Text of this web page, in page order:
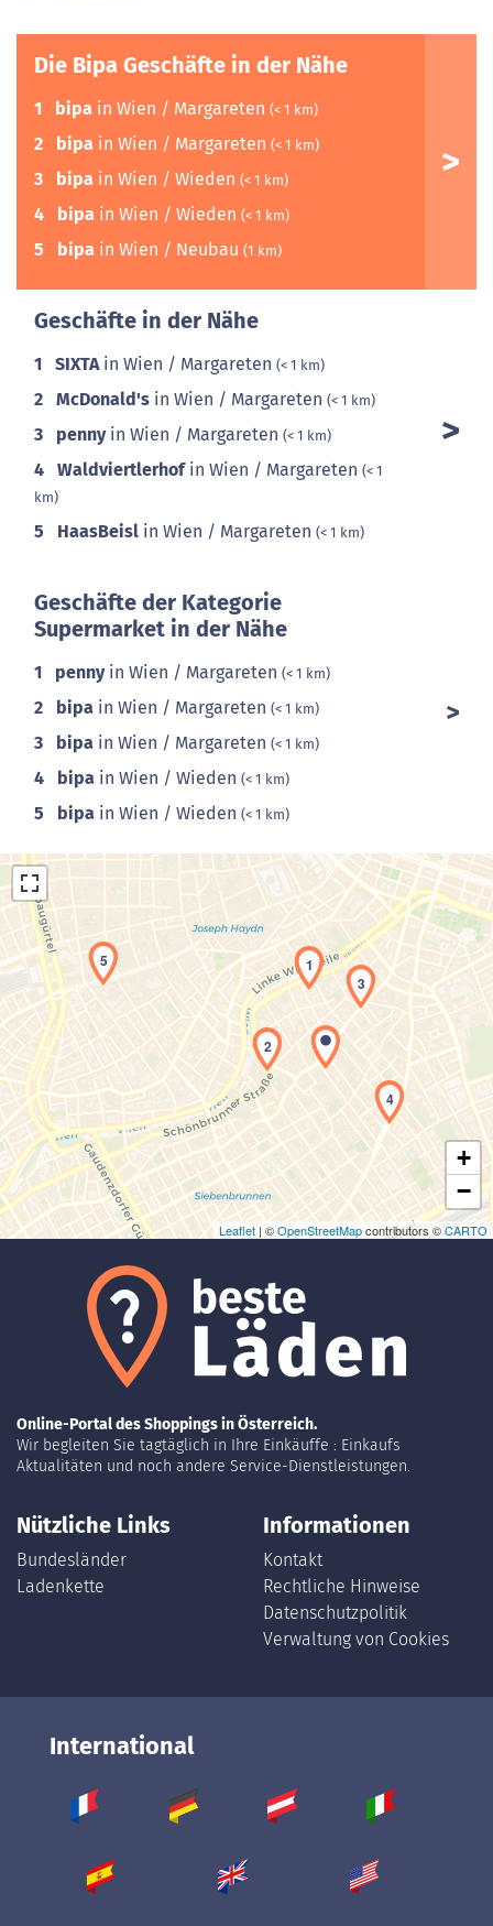
Die Bipa Geschäfte in der Nähe
1 bipa in Wien / Margareten (< 1 km)
2 bipa in Wien / Margareten (< 1 km)
3 bipa in Wien / Wieden (< 1 km)
4 bipa in Wien / Wieden (< 1 km)
5 bipa in Wien / Neubau (1 km)
Geschäfte in der Nähe
1 SIXTAin Wien / Margareten (< 1 km)
2 McDonald's in Wien / Margareten (< 1 km)
3 pennyin Wien / Margareten (< 1 km)
4 Waldviertlerhofin Wien / Margareten (< 1
km)
5 HaasBeisl in Wien / Margareten (< 1 km)
Geschäfte der Kategorie
Supermarket in der Nähe
1 pennyin Wien / Margareten (< 1 km)
2 bipa in Wien / Margareten (< 1 km)
3 bipa in Wien / Margareten (< 1 km)
4 bipa in Wien / Wieden (< 1 km)
5 bipa in Wien / Wieden (< 1 km)
Laden der Karte...
1
2
3
4
5
+
−
Leaflet | ©OpenStreetMapcontributors ©CARTO
Online-Portal des Shoppings in Österreich.
Wir begleiten Sie tagtäglich in Ihre Einkäuffe : Einkaufs
Aktualitäten und noch andere Service-Dienstleistungen.
Nützliche Links
Bundesländer
Ladenkette
Informationen
Kontakt
Rechtliche Hinweise
Datenschutzpolitik
Verwaltung von Cookies
International